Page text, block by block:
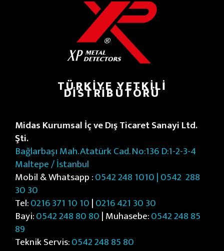
TÜRKIYE YETKILI
DISTRIBÜTÖRÜ
Midas Kurumsal İç ve Dış Ticaret Sanayi Ltd.
Şti.
Bağlarbaşı Mah. Atatürk Cad. No:136 D:1-2-3-4
Maltepe / İstanbul
Mobil & Whatsapp :0542 248 1010 | 0542 288
30 30
Tel:0216 371 10 10|0216 421 30 30
Bayi:0542 248 80 80| Muhasebe:0542 248 85
89
Teknik Servis:0542 248 85 80